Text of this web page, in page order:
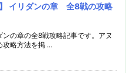
】 イリダンの章 全8戦の攻略
ンの章の全8戦攻略記事です。アヌ
攻略方法を掲 ...